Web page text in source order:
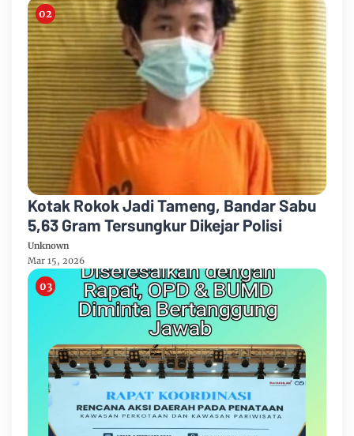
Kotak Rokok Jadi Tameng, Bandar Sabu
5,63 Gram Tersungkur Dikejar Polisi
Unknown
Mar 15, 2026